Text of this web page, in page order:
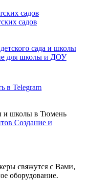
садов
садов
сада и школы
для школы и ДОУ
в Telegram
и школы в Тюмень
Создание и
свяжутся с Вами,
оборудование.